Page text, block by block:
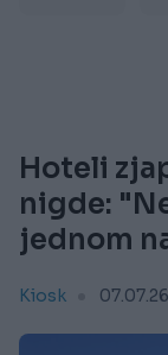
Hoteli
nigde:
jednom
Kiosk